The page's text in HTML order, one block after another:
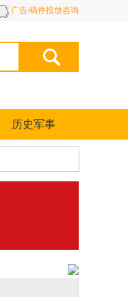
广告/稿件投放咨询
历史军事